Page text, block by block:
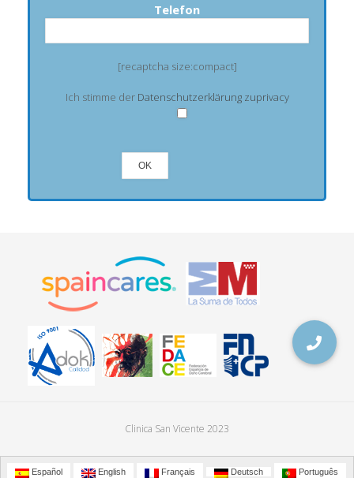
Telefon
[recaptcha size:compact]
Ich stimme der Datenschutzerklärung zuprivacy
Clinica San Vicente 2023
Español English Français Deutsch Português